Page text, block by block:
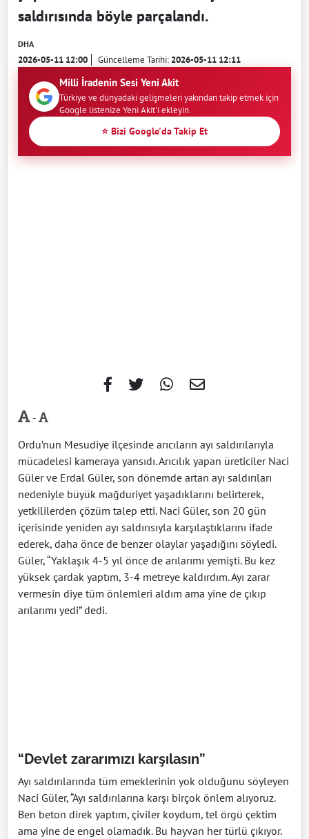
saldırısında böyle parçalandı.
DHA
2026-05-11 12:00 Güncelleme Tarihi:2026-05-11 12:11
Milli İradenin Sesi Yeni Akit
Türkiye ve dünyadaki gelişmeleri yakından takip etmek için
Google listenize Yeni Akit'i ekleyin.
⭐ Bizi Google'da Takip Et
-
Ordu’nun Mesudiye ilçesinde arıcıların ayı saldırılarıyla
mücadelesi kameraya yansıdı. Arıcılık yapan üreticiler Naci
Güler ve Erdal Güler, son dönemde artan ayı saldırıları
nedeniyle büyük mağduriyet yaşadıklarını belirterek,
yetkililerden çözüm talep etti. Naci Güler, son 20 gün
içerisinde yeniden ayı saldırısıyla karşılaştıklarını ifade
ederek, daha önce de benzer olaylar yaşadığını söyledi.
Güler, “Yaklaşık 4-5 yıl önce de arılarımı yemişti. Bu kez
yüksek çardak yaptım, 3-4 metreye kaldırdım. Ayı zarar
vermesin diye tüm önlemleri aldım ama yine de çıkıp
arılarımı yedi” dedi.
“Devlet zararımızı karşılasın”
Ayı saldırılarında tüm emeklerinin yok olduğunu söyleyen
Naci Güler, “Ayı saldırılarına karşı birçok önlem alıyoruz.
Ben beton direk yaptım, çiviler koydum, tel örgü çektim
ama yine de engel olamadık. Bu hayvan her türlü çıkıyor.